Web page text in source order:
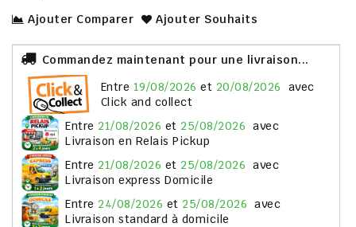
Ajouter Comparer
Ajouter Souhaits
Commandez maintenant pour une livraison...
entre 19/08/2026 et 20/08/2026
avec
Click and collect
entre 21/08/2026 et 25/08/2026 avec
Livraison en Relais Pickup
entre 21/08/2026 et 25/08/2026 avec
Livraison express Domicile
entre 24/08/2026 et 25/08/2026 avec
Livraison standard à domicile